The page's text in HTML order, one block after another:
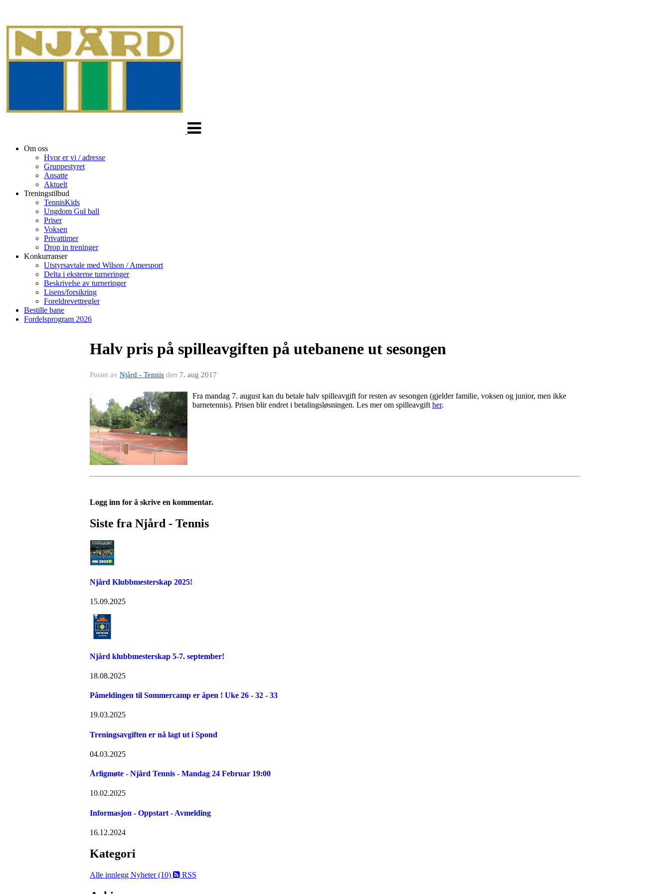
Om oss
Hvor er vi / adresse
Gruppestyret
Ansatte
Aktuelt
Treningstilbud
TennisKids
Ungdom Gul ball
Priser
Voksen
Privattimer
Drop in treninger
Konkurranser
Utstyrsavtale med Wilson / Amersport
Delta i eksterne turneringer
Beskrivelse av turneringer
Lisens/forsikring
Foreldrevettregler
Bestille bane
Fordelsprogram 2026
Halv pris på spilleavgiften på utebanene ut sesongen
Postet av Njård - Tennis den 7. aug 2017
Fra mandag 7. august kan du betale halv spilleavgift for resten av sesongen (gjelder familie, voksen og junior, men ikke
barnetennis). Prisen blir endret i betalingsløsningen. Les mer om spilleavgift her.
Logg inn for å skrive en kommentar.
Siste fra Njård - Tennis
Njård Klubbmesterskap 2025!
15.09.2025
Njård klubbmesterskap 5-7. september!
18.08.2025
Påmeldingen til Sommercamp er åpen ! Uke 26 - 32 - 33
19.03.2025
Treningsavgiften er nå lagt ut i Spond
04.03.2025
Årligmøte - Njård Tennis - Mandag 24 Februar 19:00
10.02.2025
Informasjon - Oppstart - Avmelding
16.12.2024
Kategori
Alle innlegg Nyheter (10) RSS